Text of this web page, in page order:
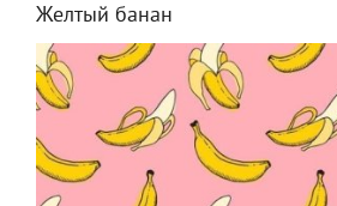
Желтый банан